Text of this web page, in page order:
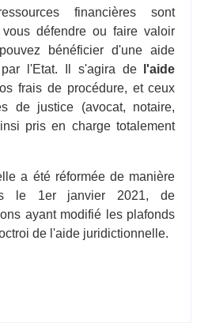
financières sont
vous défendre ou faire valoir
bénéficier d'une aide
l'Etat. Il s'agira de
l'aide
frais de procédure, et ceux
de justice (avocat, notaire,
pris en charge totalement
a été réformée de manière
le 1er janvier 2021, de
ayant modifié les plafonds
de l'aide juridictionnelle.